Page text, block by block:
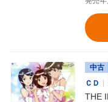
中古
ＣＤ
THE